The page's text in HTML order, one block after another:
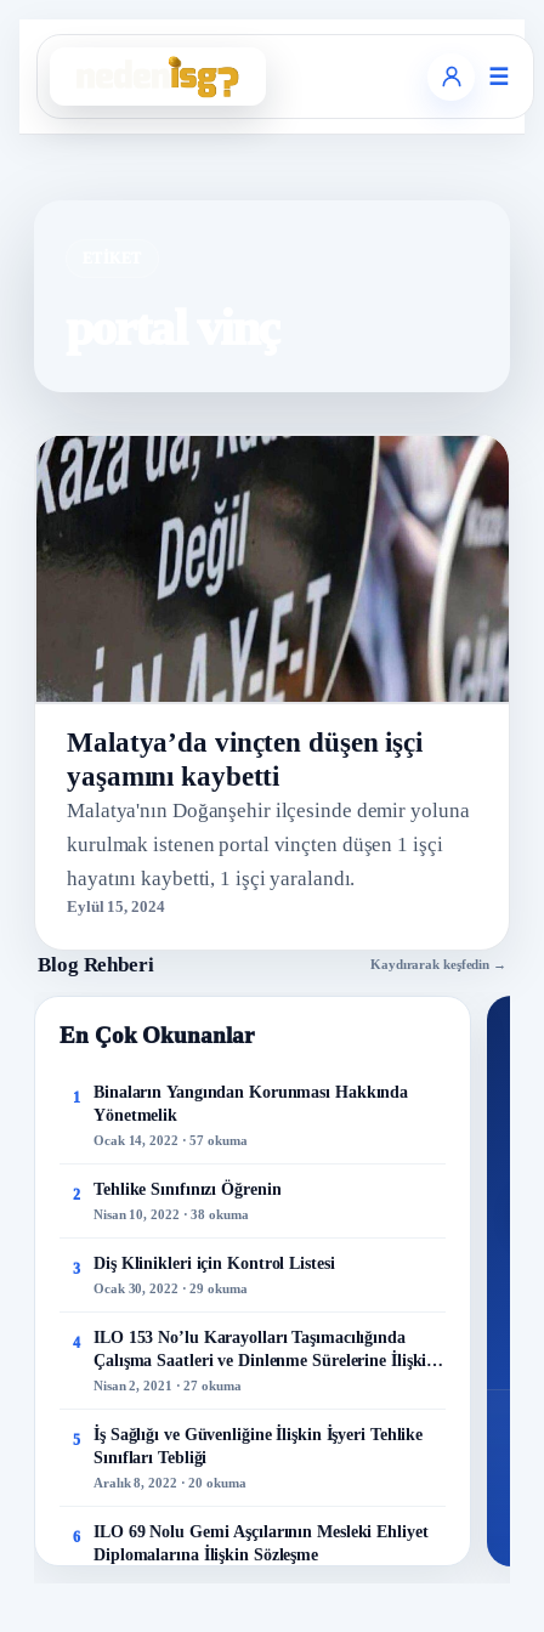
☰
Malatya’da vinçten düşen işçi
yaşamını kaybetti
Malatya'nın Doğanşehir ilçesinde demir yoluna
kurulmak istenen portal vinçten düşen 1 işçi
hayatını kaybetti, 1 işçi yaralandı.
Eylül 15, 2024
Blog Rehberi Kaydırarak keşfedin →
En Çok Okunanlar
1
Binaların Yangından Korunması Hakkında
Yönetmelik
Ocak 14, 2022 · 57 okuma
2 Tehlike Sınıfınızı Öğrenin
Nisan 10, 2022 · 38 okuma
3 Diş Klinikleri için Kontrol Listesi
Ocak 30, 2022 · 29 okuma
4
ILO 153 No’lu Karayolları Taşımacılığında
Çalışma Saatleri ve Dinlenme Sürelerine İlişkin
Sözleşme
Nisan 2, 2021 · 27 okuma
5
İş Sağlığı ve Güvenliğine İlişkin İşyeri Tehlike
Sınıfları Tebliği
Aralık 8, 2022 · 20 okuma
6
ILO 69 Nolu Gemi Aşçılarının Mesleki Ehliyet
Diplomalarına İlişkin Sözleşme